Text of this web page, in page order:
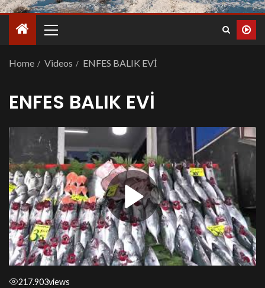
Home Videos ENFES BALIK EVİ
ENFES BALIK EVİ
217.903views